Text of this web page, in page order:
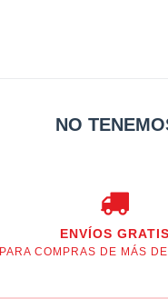
NO
ENVÍOS GRATIS
PARA COMPRAS DE MÁS